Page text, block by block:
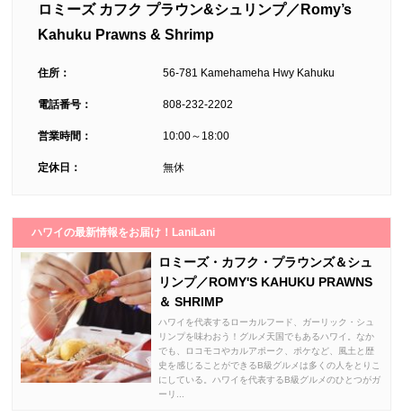
ロミーズ カフク プラウン&シュリンプ／Romy’s
Kahuku Prawns & Shrimp
住所： 56-781 Kamehameha Hwy Kahuku
電話番号： 808-232-2202
営業時間： 10:00～18:00
定休日： 無休
ハワイの最新情報をお届け！LaniLani
ロミーズ・カフク・プラウンズ＆シュ
リンプ／ROMY'S KAHUKU PRAWNS
＆ SHRIMP
ハワイを代表するローカルフード、ガーリック・シュ
リンプを味わおう！グルメ天国でもあるハワイ。なか
でも、ロコモコやカルアポーク、ポケなど、風土と歴
史を感じることができるB級グルメは多くの人をとりこ
にしている。ハワイを代表するB級グルメのひとつがガ
ーリ...